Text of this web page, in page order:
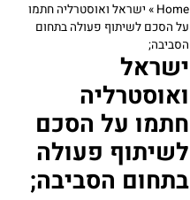
Home
» ישראל ואוסטרליה חתמו
על הסכם לשיתוף פעולה בתחום
הסביבה;
ישראל
ואוסטרליה
חתמו על הסכם
לשיתוף פעולה
בתחום הסביבה;